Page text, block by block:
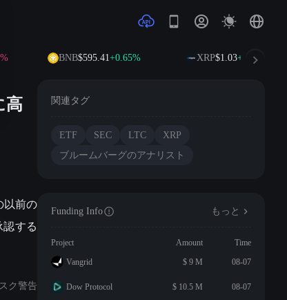
BNB$595.41+0.65% XRP$1.03+0.25%
高
以前の
する
ク警告
関連タグ
ETF SEC LTC
XRP
ブルームバーグのアナリスト
Funding Info もっと
Project Amount
Time
Vangrid
$ 9 M 08-07
Dow Protocol $ 10.5 M 08-07